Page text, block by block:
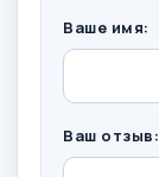
Ваше имя:
Ваш отзыв: